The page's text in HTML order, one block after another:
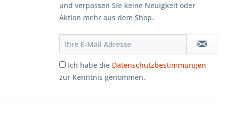
und verpassen Sie keine Neuigkeit oder
Aktion mehr aus dem Shop.
Ich habe die Datenschutzbestimmungen
zur Kenntnis genommen.